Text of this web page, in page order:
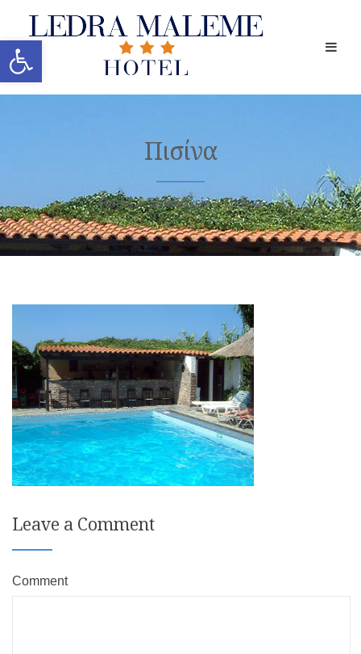
Ανοίξτε τη γραμμή εργαλείων
Πισίνα
Home Ξενοδοχείο Πισίνα
Leave a Comment
Comment